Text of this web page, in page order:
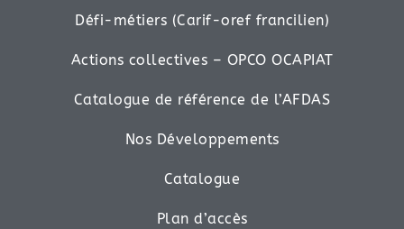
Défi-métiers (Carif-oref francilien)
Actions collectives – OPCO OCAPIAT
Catalogue de référence de l’AFDAS
Nos Développements
Catalogue
Plan d’accès